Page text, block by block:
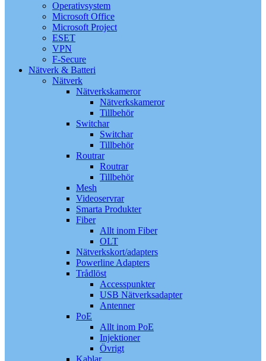
Operativsystem
Microsoft Office
Microsoft Project
ESET
VPN
F-Secure
Nätverk & Batteri
Nätverk
Nätverkskameror
Nätverkskameror
Tillbehör
Switchar
Switchar
Tillbehör
Routrar
Routrar
Tillbehör
Mesh
Videoservrar
Smarta Produkter
Fiber
Allt inom Fiber
OLT
Nätverkskort/adapters
Powerline Adapters
Trådlöst
Accesspunkter
USB Nätverksadapter
Antenner
PoE
Allt inom PoE
Injektioner
Övrigt
Kablar